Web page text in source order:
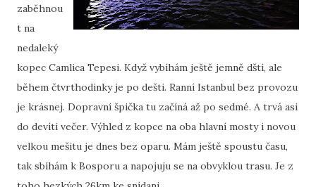
zaběhnou
t na
nedaleký
kopec Camlica Tepesi. Když vybíhám ještě jemně dští, ale
během čtvrthodinky je po dešti. Ranní Istanbul bez provozu
je krásnej. Dopravní špička tu začíná až po sedmé. A trvá asi
do devíti večer. Výhled z kopce na oba hlavní mosty i novou
velkou mešitu je dnes bez oparu. Mám ještě spoustu času,
tak sbíhám k Bosporu a napojuju se na obvyklou trasu. Je z